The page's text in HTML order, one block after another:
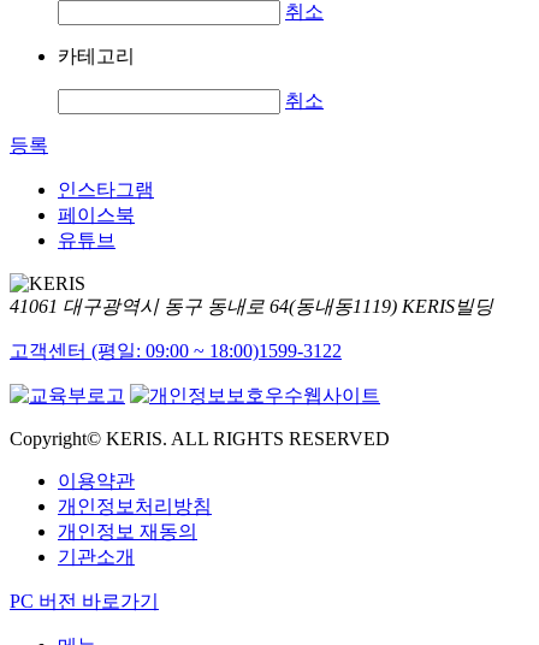
취소
카테고리
취소
등록
인스타그램
페이스북
유튜브
41061 대구광역시 동구 동내로 64(동내동1119) KERIS빌딩
고객센터 (평일: 09:00 ~ 18:00)1599-3122
Copyright© KERIS. ALL RIGHTS RESERVED
이용약관
개인정보처리방침
개인정보 재동의
기관소개
PC 버전 바로가기